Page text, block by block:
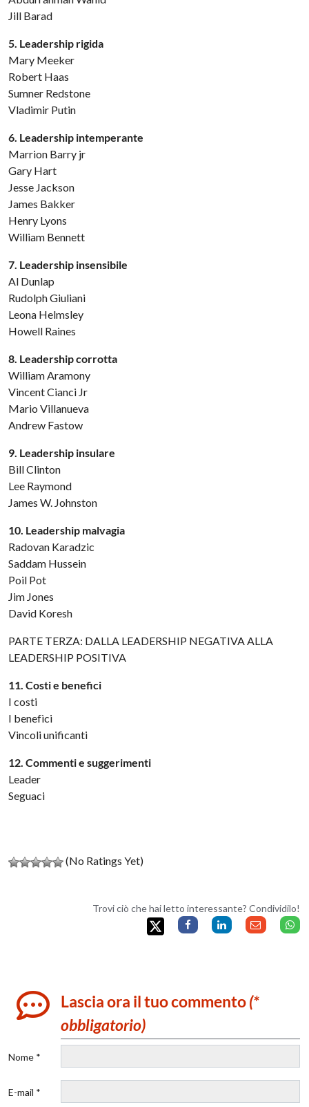
Jill Barad
5. Leadership rigida
Mary Meeker
Robert Haas
Sumner Redstone
Vladimir Putin
6. Leadership intemperante
Marrion Barry jr
Gary Hart
Jesse Jackson
James Bakker
Henry Lyons
William Bennett
7. Leadership insensibile
Al Dunlap
Rudolph Giuliani
Leona Helmsley
Howell Raines
8. Leadership corrotta
William Aramony
Vincent Cianci Jr
Mario Villanueva
Andrew Fastow
9. Leadership insulare
Bill Clinton
Lee Raymond
James W. Johnston
10. Leadership malvagia
Radovan Karadzic
Saddam Hussein
Poil Pot
Jim Jones
David Koresh
PARTE TERZA: DALLA LEADERSHIP NEGATIVA ALLA
LEADERSHIP POSITIVA
11. Costi e benefici
I costi
I benefìci
Vincoli unificanti
12. Commenti e suggerimenti
Leader
Seguaci
(No Ratings Yet)
Trovi ciò che hai letto interessante? Condividilo!
Lascia ora il tuo commento(*
obbligatorio)
Nome *
E-mail *